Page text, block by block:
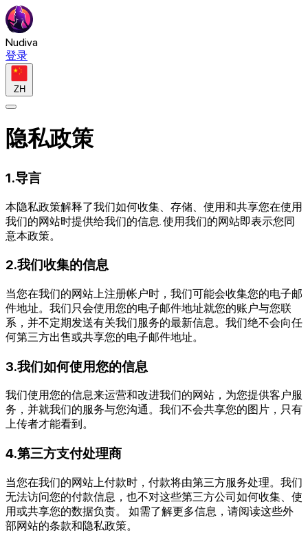
Nudiva
登录
ZH
隐私政策
1.导言
本隐私政策解释了我们如何收集、存储、使用和共享您在使用
我们的网站时提供给我们的信息. 使用我们的网站即表示您同
意本政策。
2.我们收集的信息
当您在我们的网站上注册帐户时，我们可能会收集您的电子邮
件地址。我们只会使用您的电子邮件地址就您的账户与您联
系，并不定期发送有关我们服务的最新信息。我们绝不会向任
何第三方出售或共享您的电子邮件地址。
3.我们如何使用您的信息
我们使用您的信息来运营和改进我们的网站，为您提供客户服
务，并就我们的服务与您沟通。我们不会共享您的图片，只有
上传者才能看到。
4.第三方支付处理商
当您在我们的网站上付款时，付款将由第三方服务处理。我们
无法访问您的付款信息，也不对这些第三方公司如何收集、使
用或共享您的数据负责。 如需了解更多信息，请阅读这些外
部网站的条款和隐私政策。